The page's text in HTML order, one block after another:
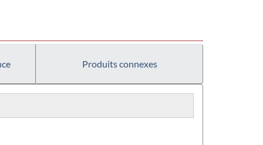
Produits connexes